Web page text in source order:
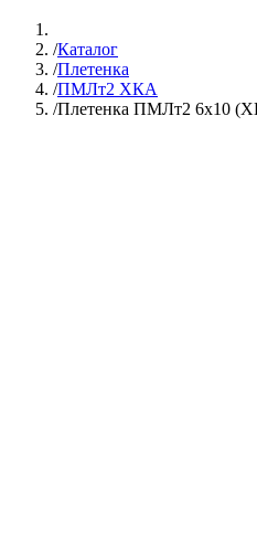
/Каталог
/Плетенка
/ПМЛт2 ХКА
/Плетенка ПМЛт2 6х10